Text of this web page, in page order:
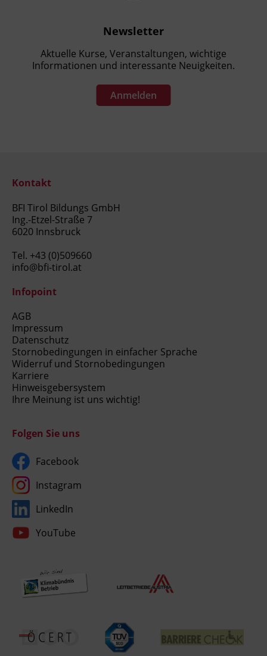
Newsletter
Aktuelle Kurse, Veranstaltungen, wichtige
Informationen und interessante Neuigkeiten.
Anmelden
Kontakt
BFI Tirol Bildungs GmbH
Ing.-Etzel-Straße 7
6020 Innsbruck
Tel. +43 (0)509660
info@bfi-tirol.at
Infopoint
AGB
Impressum
Datenschutz
Stornobedingungen in einfacher Sprache
Widerruf und Stornobedingungen
Karriere
Hinweisgebersystem
Ihre Meinung ist uns wichtig!
Folgen Sie uns
Facebook
Instagram
LinkedIn
YouTube